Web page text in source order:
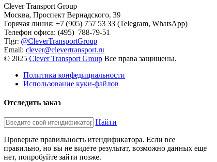
Clever Transport Group
Москва, Проспект Вернадского, 39
Горячая линия: +7 (905) 757 53 33 (Telegram, WhatsApp)
Телефон офиса: (495) 788-79-51
Tlgr: @CleverTransportGroup
Email: clever@clevertransport.ru
© 2025 Clever Transport Group Все права защищены.
Политика конфедициальности
Использование куки-файлов
Отследить заказ
Найти
Проверьте правильность итендификатора. Если все
правильно, но вы не видете результат, возможно данных еще
нет, попробуйте зайти позже.